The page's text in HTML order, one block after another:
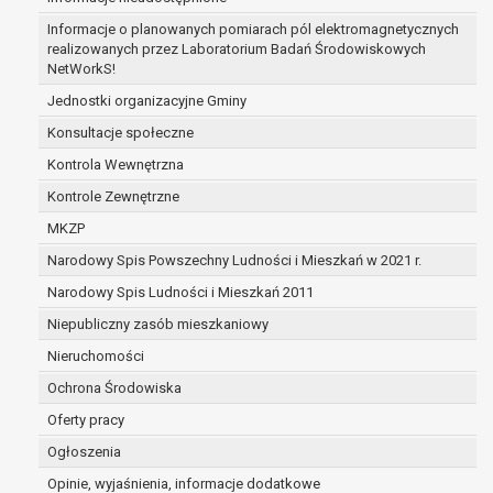
Informacje o planowanych pomiarach pól elektromagnetycznych
realizowanych przez Laboratorium Badań Środowiskowych
NetWorkS!
Jednostki organizacyjne Gminy
Konsultacje społeczne
Kontrola Wewnętrzna
Kontrole Zewnętrzne
MKZP
Narodowy Spis Powszechny Ludności i Mieszkań w 2021 r.
Narodowy Spis Ludności i Mieszkań 2011
Niepubliczny zasób mieszkaniowy
Nieruchomości
Ochrona Środowiska
Oferty pracy
Ogłoszenia
Opinie, wyjaśnienia, informacje dodatkowe
zabezpieczenia ewentualnych roszczeń, a w
przypadku wyrażenia zgody na przetwarzanie
danych po zakończeniu i rozliczeniu umowy, do
czasu wycofania tej zgody.
Ponadto w przypadku umów o dofinansowanie
dane osobowe od momentu pozyskania
przechowywane są przez okres wynikający z
umowy o dofinansowanie zawartej między
beneficjentem a określoną instytucją, trwałości
dokumentacji projektu do celów kontrolnych.
W związku z przetwarzaniem przez
administratora danych osobowych przysługuje
Pani/Panu:
prawo dostępu do treści danych oraz
otrzymywania ich kopii na podstawie art. 15
RODO;
prawo do żądania sprostowania danych na
w przypadku gdy: